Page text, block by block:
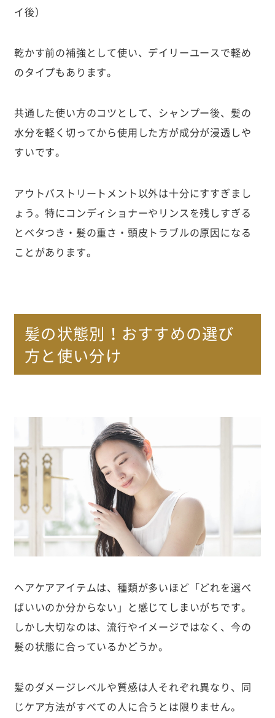
イ後）
乾かす前の補強として使い、デイリーユースで軽め
のタイプもあります。
共通した使い方のコツとして、シャンプー後、髪の
水分を軽く切ってから使用した方が成分が浸透しや
すいです。
アウトバストリートメント以外は十分にすすぎまし
ょう。特にコンディショナーやリンスを残しすぎる
とベタつき・髪の重さ・頭皮トラブルの原因になる
ことがあります。
髪の状態別！おすすめの選び
方と使い分け
ヘアケアアイテムは、種類が多いほど「どれを選べ
ばいいのか分からない」と感じてしまいがちです。
しかし大切なのは、流行やイメージではなく、今の
髪の状態に合っているかどうか。
髪のダメージレベルや質感は人それぞれ異なり、同
じケア方法がすべての人に合うとは限りません。